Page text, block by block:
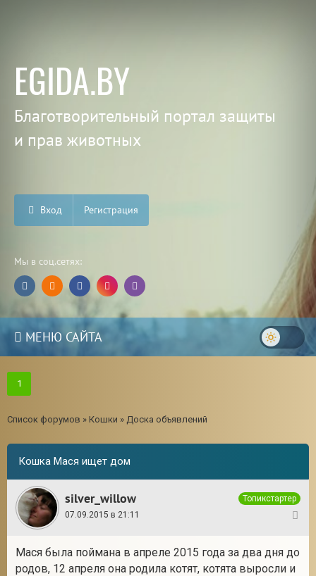
EGIDA.BY
Благотворительный портал защиты
и прав животных
Вход Регистрация
Мы в соц.сетях:
МЕНЮ САЙТА
1
Список форумов » Кошки » Доска объявлений
Кошка Мася ищет дом
silver_willow
Топикстартер
07.09.2015 в 21:11
Мася была поймана в апреле 2015 года за два дня до
родов, 12 апреля она родила котят, котята выросли и